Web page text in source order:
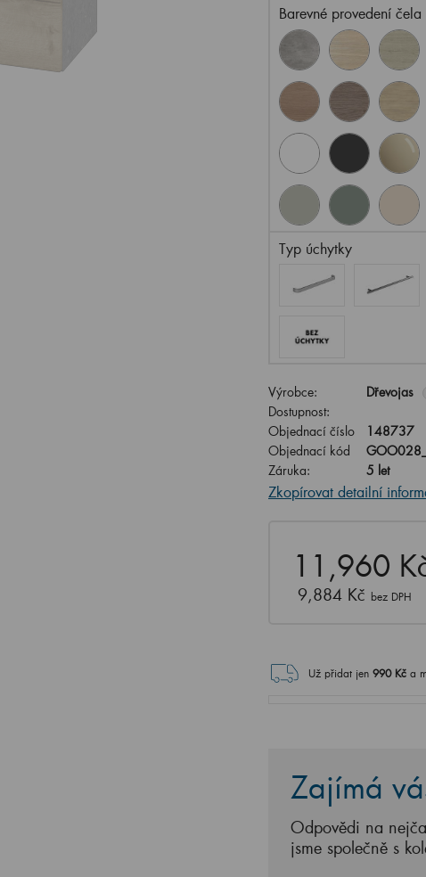
Barevné provedení čela
Typ úchytky
Výrobce: Dřevojas
Dostupnost:
Objednací číslo
148737
Objednací kód
Záruka:
5 let
Zkopírovat detailní
11,960
9,884 Kč bez DPH
Už přidat jen 990Kč a
Zajímá
Odpovědi na
jsme společně s